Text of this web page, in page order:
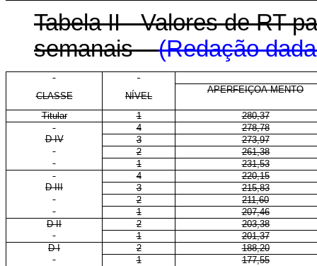
Tabela II - Valores de RT
semanais(Redação
CLASSE NÍVEL
APERFEIÇOA-MENTO
Titular 1
280,37
4
278,78
D IV
3
273,97
2
261,38
1
231,53
4
220,15
D III
3
215,83
2
211,60
1
207,46
D II
2
203,38
1
201,37
D I
2
188,20
1
177,55